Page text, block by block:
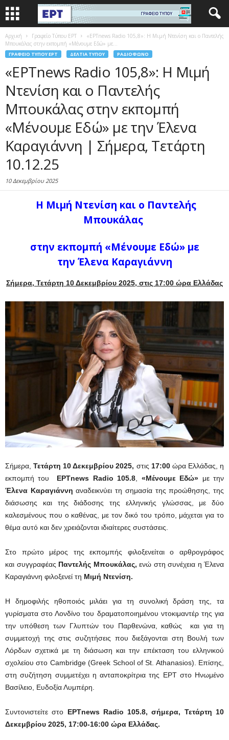
Αρχική Γραφείο Τύπου ΕΡΤ
«ΕΡΤnews Radio 105,8»: Η Μιμή Ντενίση και ο Παντελής
Μπουκάλας στην εκπομπή «Μένουμε Εδώ» με...
ΓΡΑΦΕΊΟ ΤΎΠΟΥ ΕΡΤ ΔΕΛΤΊΑ ΤΎΠΟΥ ΡΑΔΙΌΦΩΝΟ
«ΕΡΤnews Radio 105,8»: Η Μιμή
Ντενίση και ο Παντελής
Μπουκάλας στην εκπομπή
«Μένουμε Εδώ» με την Έλενα
Καραγιάννη | Σήμερα, Τετάρτη
10.12.25
10 Δεκεμβρίου 2025
Η Μιμή Ντενίση και ο Παντελής
Μπουκάλας
στην εκπομπή «Μένουμε Εδώ» με
την Έλενα Καραγιάννη
Σήμερα, Τετάρτη 10 Δεκεμβρίου 2025, στις 17:00 ώρα Ελλάδας
Σήμερα,Τετάρτη 10 Δεκεμβρίου 2025, στις 17:00 ώρα Ελλάδας, η
εκπομπή του EΡTnews Radio 105.8 «Μένουμε Εδώ» με την
Έλενα Καραγιάννηαναδεικνύει τη σημασία της προώθησης, της
διάσωσης και της διάδοσης της ελληνικής γλώσσας, με δύο
καλεσμένους που ο καθένας, με τον δικό του τρόπο, μάχεται για το
θέμα αυτό και δεν χρειάζονται ιδιαίτερες συστάσεις.
Στο πρώτο μέρος της εκπομπής φιλοξενείται ο αρθρογράφος
και συγγραφέας Παντελής Μπουκάλας, ενώ στη συνέχεια η Έλενα
Καραγιάννη φιλοξενεί τη Μιμή Ντενίση.
Η δημοφιλής ηθοποιός μιλάει για τη συνολική δράση της, τα
γυρίσματα στο Λονδίνο του δραματοποιημένου ντοκιμαντέρ της για
την υπόθεση των Γλυπτών του Παρθενώνα, καθώς και για τη
συμμετοχή της στις συζητήσεις που διεξάγονται στη Βουλή των
Λόρδων σχετικά με τη διάσωση και την επέκταση του ελληνικού
σχολείου στο Cambridge (Greek School of St. Athanasios). Επίσης,
στη συζήτηση συμμετέχει η ανταποκρίτρια της ΕΡΤ στο Ηνωμένο
Βασίλειο, Ευδοξία Λυμπέρη.
Συντονιστείτε στο EΡTnews Radio 105.8, σήμερα, Τετάρτη 10
Δεκεμβρίου 2025, 17:00-16:00 ώρα Ελλάδας.